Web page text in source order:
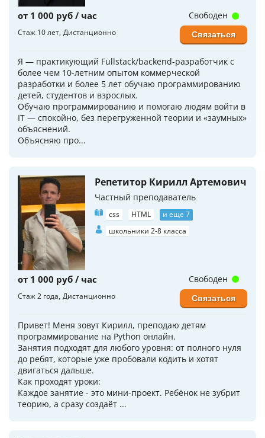
от 1 000 руб / час
Стаж 10 лет Дистанционно
Я — практикующий Fullstack/backend-разработчик с
более чем 10-летним опытом коммерческой
разработки и более 5 лет обучаю программированию
детей, студентов и взрослых.
Обучаю программированию и помогаю людям войти в
IT — спокойно, без перегруженной теории и «заумных»
объяснений.
Объясняю про...
Свободен
Связаться
Репетитор Кирилл Артемович
Частный преподаватель
css HTML
и еще 7
школьники 2-8 класса
от 1 000 руб / час
Стаж 2 года Дистанционно
Привет! Меня зовут Кирилл, преподаю детям
программирование на Python онлайн.
Занятия подходят для любого уровня: от полного нуля
до ребят, которые уже пробовали кодить и хотят
двигаться дальше.
Как проходят уроки:
Каждое занятие - это мини-проект. Ребёнок не зубрит
теорию, а сразу создаёт ...
Свободен
Связаться